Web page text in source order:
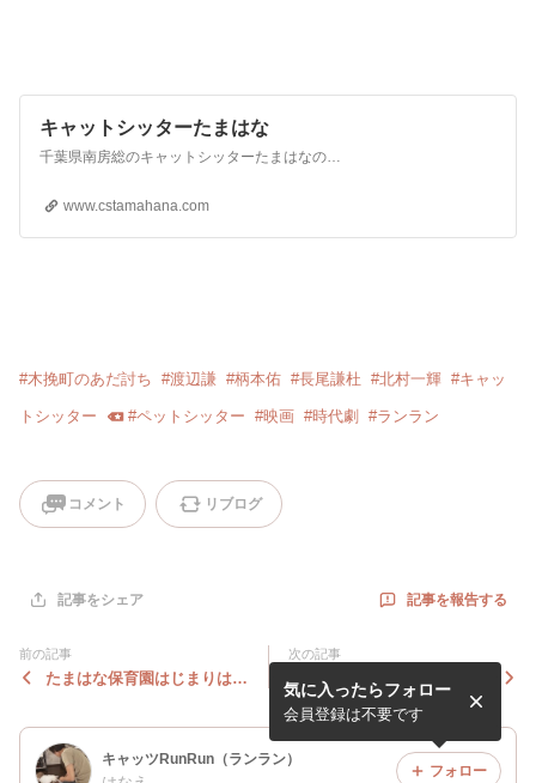
キャットシッターたまはな
千葉県南房総のキャットシッターたまはなのトップページです。猫さんが快適なお留守番が出来るよう、個性、コンディションを考慮しながら、心をこめてお手伝いいたします。
www.cstamahana.com
#木挽町のあだ討ち #渡辺謙 #柄本佑 #長尾謙杜 #北村一輝 #キャッ
トシッター #ペットシッター #映画 #時代劇 #ランラン
コメント リブログ
記事をシェア 記事を報告する
前の記事
たまはな保育園はじまりはじ
次の記事
キャッツRunRun（ランラン）
気に入ったらフォロー
会員登録は不要です
フォロー